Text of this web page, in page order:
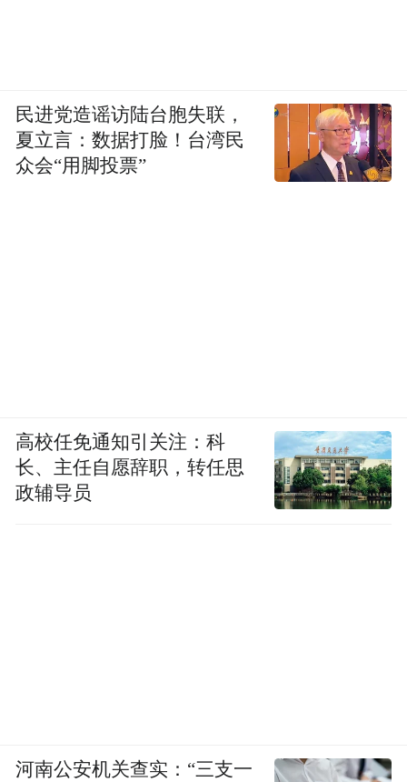
民进党造谣访陆台胞失联，
夏立言：数据打脸！台湾民
众会“用脚投票”
高校任免通知引关注：科
长、主任自愿辞职，转任思
政辅导员
河南公安机关查实：“三支一